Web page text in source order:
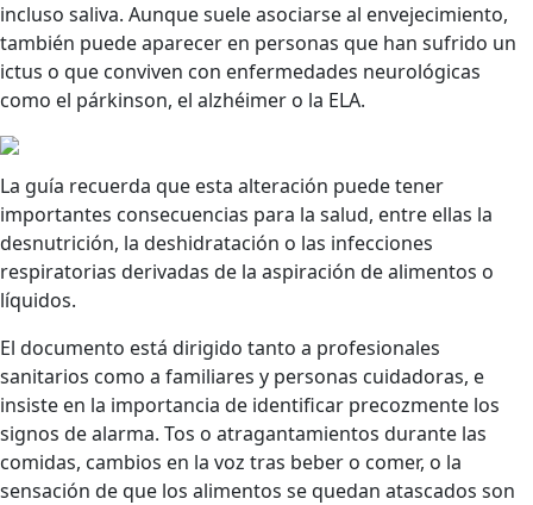
incluso saliva. Aunque suele asociarse al envejecimiento,
también puede aparecer en personas que han sufrido un
ictus o que conviven con enfermedades neurológicas
como el párkinson, el alzhéimer o la ELA.
La guía recuerda que esta alteración puede tener
importantes consecuencias para la salud, entre ellas la
desnutrición, la deshidratación o las infecciones
respiratorias derivadas de la aspiración de alimentos o
líquidos.
El documento está dirigido tanto a profesionales
sanitarios como a familiares y personas cuidadoras, e
insiste en la importancia de identificar precozmente los
signos de alarma. Tos o atragantamientos durante las
comidas, cambios en la voz tras beber o comer, o la
sensación de que los alimentos se quedan atascados son